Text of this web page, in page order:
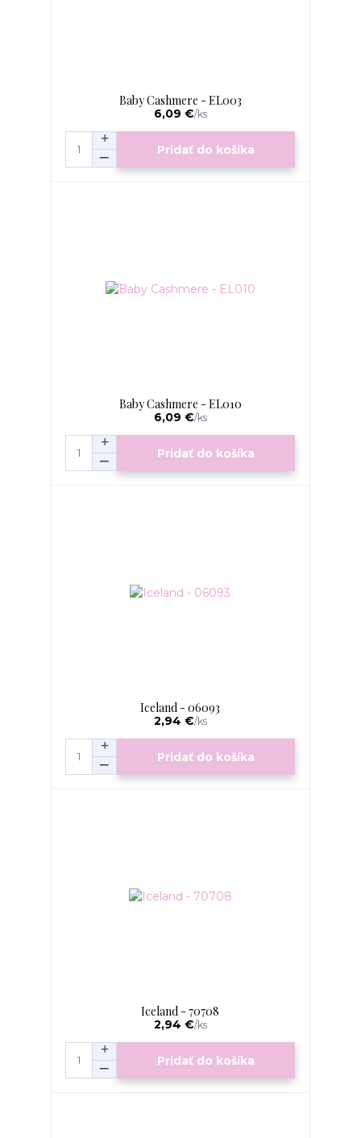
Baby Cashmere - EL003
6,09 €/ks
Pridať do košíka
Baby Cashmere - EL010
6,09 €/ks
Pridať do košíka
Iceland - 06093
2,94 €/ks
Pridať do košíka
Iceland - 70708
2,94 €/ks
Pridať do košíka